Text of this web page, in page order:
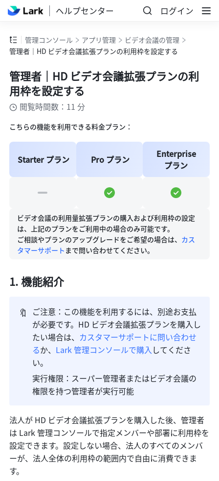
ヘルプセンター ログイン
管理コンソール アプリ管理
ビデオ会議の管理
管理者｜HD ビデオ会議拡張プランの利用枠を設定する
管理者｜HD ビデオ会議拡張プランの利
用枠を設定する
閲覧時間数：11 分
こちらの機能を利用できる料金プラン：
Starter プラン Pro プラン
Enterprise
プラン
ビデオ会議の利用量拡張プランの購入および利用枠の設定
は、上記のプランをご利用中の場合のみ可能です。
ご相談やプランのアップグレードをご希望の場合は、 カス
タマーサポート まで問い合わせてください。
機能紹介
🔖
ご注意：この機能を利用するには、別途お支払
が必要です。HD ビデオ会議拡張プランを購入し
たい場合は、 カスタマーサポートに問い合わせ
るか、 Lark 管理コンソールで購入してくださ
い。
実行権限：スーパー管理者またはビデオ会議の
権限を持つ管理者が実行可能
法人が HD ビデオ会議拡張プランを購入した後、管理者
は Lark 管理コンソールで指定メンバーや部署に利用枠を
設定できます。設定しない場合、法人のすべてのメンバ
ーが、法人全体の利用枠の範囲内で自由に消費できま
す。